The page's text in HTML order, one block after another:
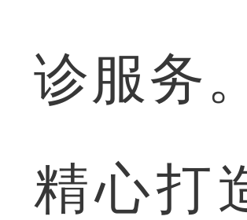
诊服务
精心打